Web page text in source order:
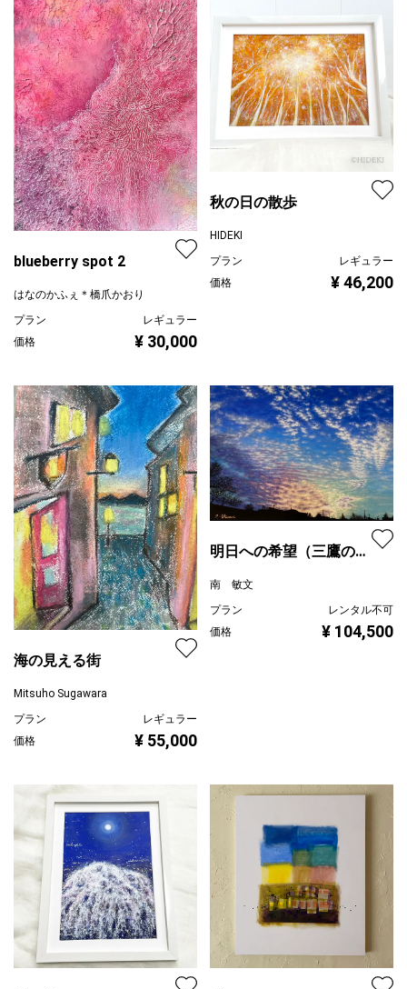
blueberry spot 2
はなのかふぇ＊橋爪かおり
プラン
レギュラー
価格
¥ 30,000
秋の日の散歩
HIDEKI
プラン
レギュラー
価格
¥ 46,200
海の見える街
Mitsuho Sugawara
プラン
レギュラー
価格
¥ 55,000
明日への希望（三鷹の夕
南 敏文
プラン
レンタル不可
価格
¥ 104,500